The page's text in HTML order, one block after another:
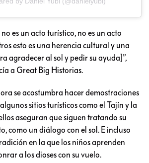
es un acto turístico, no es un acto
esto es una herencia cultural y una
agradecer al sol y pedir su ayuda]”,
a Great Big Historias.
se acostumbra hacer demostraciones
sitios turísticos como el Tajín y la
aseguran que siguen tratando su
como un diálogo con el sol. E incluso
en la que los niños aprenden
a los dioses con su vuelo.